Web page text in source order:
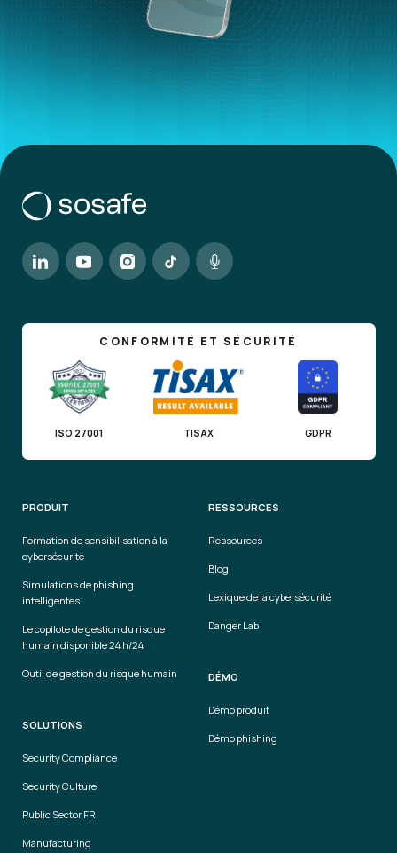
CONFORMITÉ ET SÉCURITÉ
ISO 27001 TISAX GDPR
PRODUIT
Formation de sensibilisation à la
cybersécurité
Simulations de phishing
intelligentes
Le copilote de gestion du risque
humain disponible 24 h/24
Outil de gestion du risque humain
SOLUTIONS
Security Compliance
Security Culture
Public Sector FR
Manufacturing
RESSOURCES
Ressources
Blog
Lexique de la cybersécurité
Danger Lab
DÉMO
Démo produit
Démo phishing